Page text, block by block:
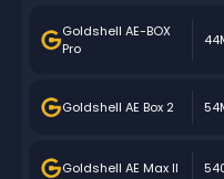
Goldshell AE-BOX
Pro
Goldshell AE Box 2
Goldshell AE Max II